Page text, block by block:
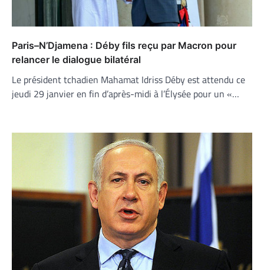
Paris–N’Djamena : Déby fils reçu par Macron pour
relancer le dialogue bilatéral
Le président tchadien Mahamat Idriss Déby est attendu ce
jeudi 29 janvier en fin d’après-midi à l’Élysée pour un «…